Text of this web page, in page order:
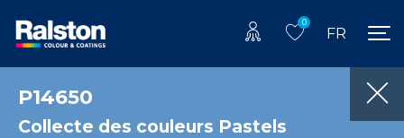
0
FR
P14650
Collecte des couleurs Pastels